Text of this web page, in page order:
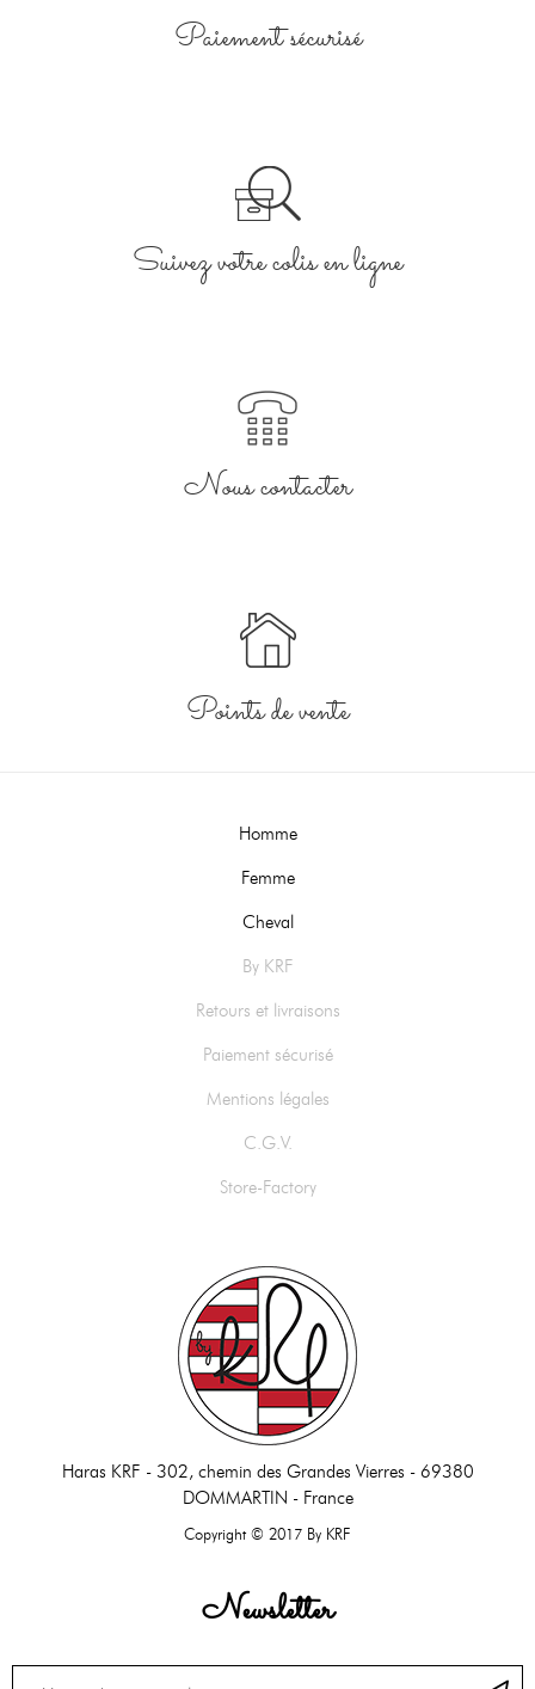
Paiement sécurisé
Suivez votre colis en ligne
Nous contacter
Points de vente
Homme
Femme
Cheval
By KRF
Retours et livraisons
Paiement sécurisé
Mentions légales
C.G.V.
Store-Factory
Haras KRF - 302, chemin des Grandes Vierres - 69380
DOMMARTIN - France
Copyright © 2017 By KRF
Newsletter